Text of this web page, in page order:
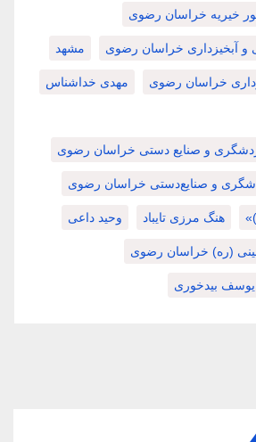
خیریه خراسان رضوی
و آبخیزداری خراسان رضوی مشهد
خراسان رضوی مهدی خداشناس
و صنایع دستی خراسان رضوی
و صنایع‌دستی خراسان رضوی
هنگ مرزی تایباد وحید داعی
(ره) خراسان رضوی
یوسف بیدخوری